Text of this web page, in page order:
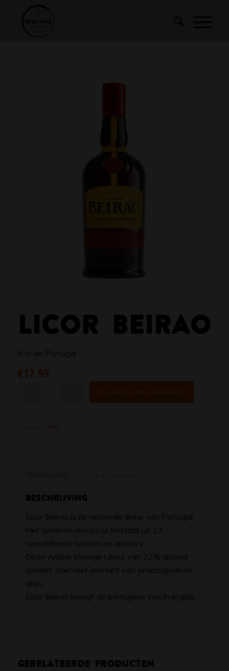
LICOR BEIRAO
licor de Portugal
€17.99
Toevoegen aan winkelwagen
Likeur
Beschrijving
Licor Beirao is de nationale likeur van Portugal.
Het geheime receptuur bestaat uit 13
verschillende kruiden en aroma’s
Deze Amber kleurige Likeur van 22% alcohol
smaakt zoet met een hint van sinaasappel en
anijs.
Licor Beirao brengt de portugese zon in je glas.
Gerelateerde producten